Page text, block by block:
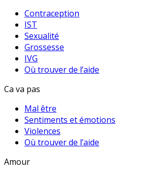
Contraception
IST
Sexualité
Grossesse
IVG
Où trouver de l’aide
Ca va pas
Mal être
Sentiments et émotions
Violences
Où trouver de l’aide
Amour